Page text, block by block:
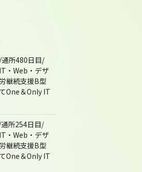
所480日目/
・Web・デザ
継続支援B型
One＆Only IT
所254日目/
・Web・デザ
継続支援B型
One＆Only IT